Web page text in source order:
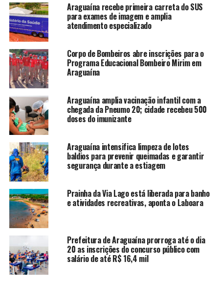
Araguaína recebe primeira carreta do SUS
para exames de imagem e amplia
atendimento especializado
Corpo de Bombeiros abre inscrições para o
Programa Educacional Bombeiro Mirim em
Araguaína
Araguaína amplia vacinação infantil com a
chegada da Pneumo 20; cidade recebeu 500
doses do imunizante
Araguaína intensifica limpeza de lotes
baldios para prevenir queimadas e garantir
segurança durante a estiagem
Prainha da Via Lago está liberada para banho
e atividades recreativas, aponta o Laboara
Prefeitura de Araguaína prorroga até o dia
20 as inscrições do concurso público com
salário de até R$ 16,4 mil